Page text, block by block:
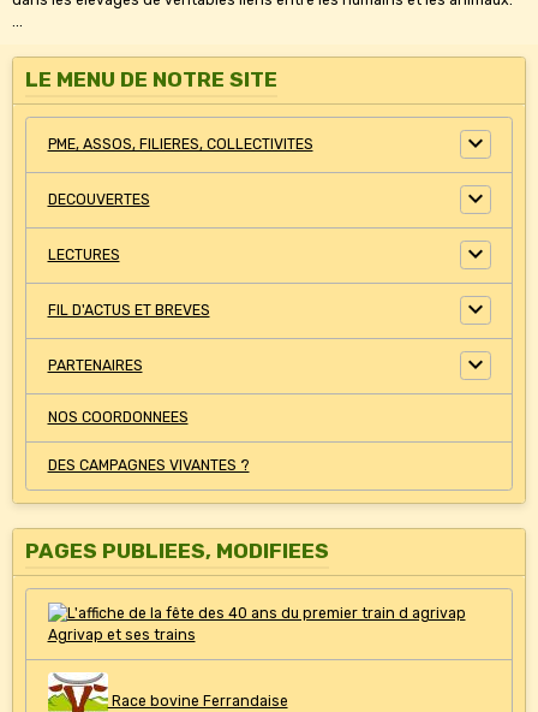
LE MENU DE NOTRE SITE
PME, ASSOS, FILIERES, COLLECTIVITES
DECOUVERTES
LECTURES
FIL D'ACTUS ET BREVES
PARTENAIRES
NOS COORDONNEES
DES CAMPAGNES VIVANTES ?
PAGES PUBLIEES, MODIFIEES
Agrivap et ses trains
Race bovine Ferrandaise